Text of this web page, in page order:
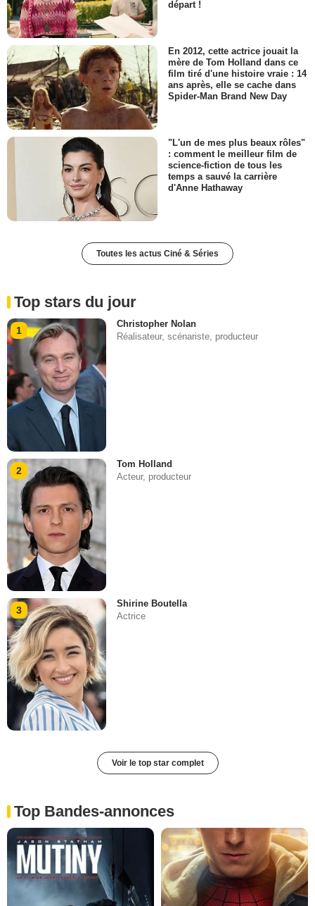
départ !
En 2012, cette actrice jouait la
mère de Tom Holland dans ce
film tiré d'une histoire vraie : 14
ans après, elle se cache dans
Spider-Man Brand New Day
"L'un de mes plus beaux rôles"
: comment le meilleur film de
science-fiction de tous les
temps a sauvé la carrière
d'Anne Hathaway
Toutes les actus Ciné & Séries
Top stars du jour
1
Christopher Nolan
Réalisateur, scénariste, producteur
2
Tom Holland
Acteur, producteur
3
Shirine Boutella
Actrice
Voir le top star complet
Top Bandes-annonces